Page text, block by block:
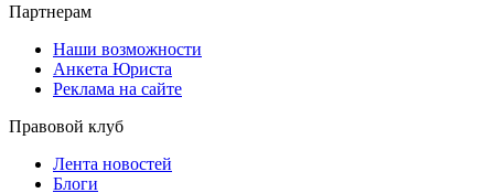
Партнерам
Наши возможности
Анкета Юриста
Реклама на сайте
Правовой клуб
Лента новостей
Блоги